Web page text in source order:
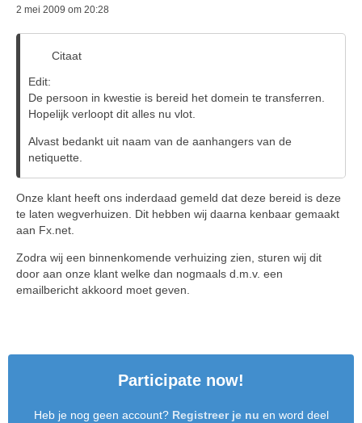
2 mei 2009 om 20:28
Citaat
Edit:
De persoon in kwestie is bereid het domein te transferren.
Hopelijk verloopt dit alles nu vlot.
Alvast bedankt uit naam van de aanhangers van de
netiquette.
Onze klant heeft ons inderdaad gemeld dat deze bereid is deze
te laten wegverhuizen. Dit hebben wij daarna kenbaar gemaakt
aan Fx.net.
Zodra wij een binnenkomende verhuizing zien, sturen wij dit
door aan onze klant welke dan nogmaals d.m.v. een
emailbericht akkoord moet geven.
Participate now!
Heb je nog geen account? Registreer je nu en word deel